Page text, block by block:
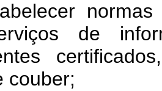
de
couber;